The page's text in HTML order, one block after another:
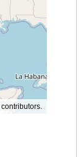
contributors.